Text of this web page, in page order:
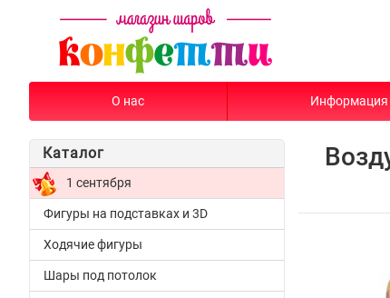
О нас Информация
Каталог
1 сентября
Фигуры на подставках и 3D
Ходячие фигуры
Шары под потолок